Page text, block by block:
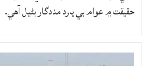
حقيقت ۾ عوام بي يارد مددگار بڻيل آهي.